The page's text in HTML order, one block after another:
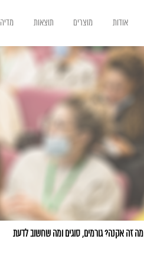
אודות מוצרים תוצאות מדיה
מה זה אקנה? גורמים, סוגים ומה שחשוב לדעת